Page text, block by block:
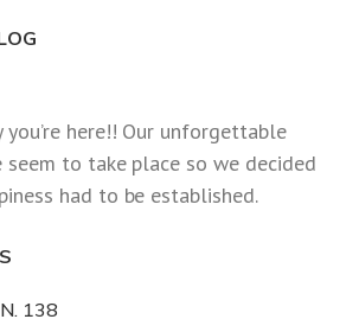
you’re here!! Our unforgettable
to take place so we decided
had to be established.
138